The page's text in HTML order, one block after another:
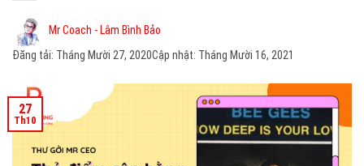
Mr Coach - Lâm Bình Bảo
Đăng tải: Tháng Mười 27, 2020Cập nhật: Tháng Mười 16, 2021
27
Th10